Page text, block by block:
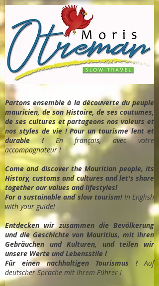
Partons ensemble à la découverte du peuple
mauricien, de son Histoire, de ses coutumes,
de ses cultures et partageons nos valeurs et
nos styles de vie ! Pour un tourisme lent et
durable !En français, avec votre
accompagnateur !
Come and discover the Mauritian people, its
History, customs and cultures and let's share
together our values and lifestyles!
For a sustainable and slow tourism! In English
with your guide!
Entdecken wir zusammen die Bevölkerung
und die Geschichte von Mauritius, mit ihren
Gebräuchen und Kulturen, und teilen wir
unsere Werte und Lebensstile !
Für einen nachhaltigen Tourismus !Auf
deutscher Sprache mit Ihrem Führer !